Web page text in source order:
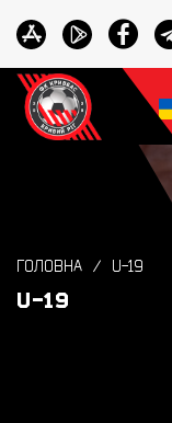
ГОЛОВНА U-19
U-19